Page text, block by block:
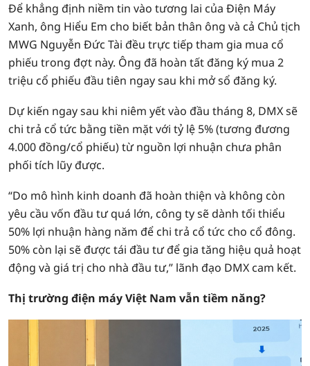
Để khẳng định niềm tin vào tương lai của Điện Máy
Xanh, ông Hiểu Em cho biết bản thân ông và cả Chủ tịch
MWG Nguyễn Đức Tài đều trực tiếp tham gia mua cổ
phiếu trong đợt này. Ông đã hoàn tất đăng ký mua 2
triệu cổ phiếu đầu tiên ngay sau khi mở sổ đăng ký.
Dự kiến ngay sau khi niêm yết vào đầu tháng 8, DMX sẽ
chi trả cổ tức bằng tiền mặt với tỷ lệ 5% (tương đương
4.000 đồng/cổ phiếu) từ nguồn lợi nhuận chưa phân
phối tích lũy được.
“Do mô hình kinh doanh đã hoàn thiện và không còn
yêu cầu vốn đầu tư quá lớn, công ty sẽ dành tối thiểu
50% lợi nhuận hàng năm để chi trả cổ tức cho cổ đông.
50% còn lại sẽ được tái đầu tư để gia tăng hiệu quả hoạt
động và giá trị cho nhà đầu tư,” lãnh đạo DMX cam kết.
Thị trường điện máy Việt Nam vẫn tiềm năng?